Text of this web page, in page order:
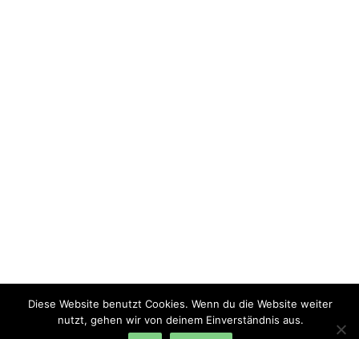
Diese Website benutzt Cookies. Wenn du die Website weiter
nutzt, gehen wir von deinem Einverständnis aus.